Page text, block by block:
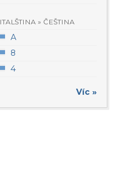
ITALŠTINA » ČEŠTINA
A
8
4
Víc »